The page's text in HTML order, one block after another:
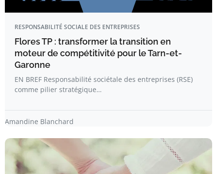
RESPONSABILITÉ SOCIALE DES ENTREPRISES
Flores TP : transformer la transition en
moteur de compétitivité pour le Tarn-et-
Garonne
EN BREF Responsabilité sociétale des entreprises (RSE)
comme pilier stratégique…
Amandine Blanchard